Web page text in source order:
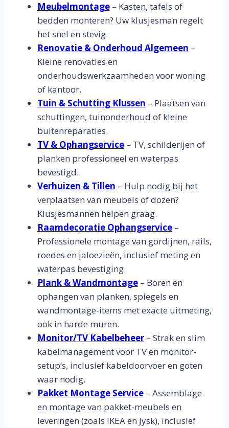
Meubelmontage– Kasten, tafels of
bedden monteren? Uw klusjesman regelt
het snel en stevig.
Renovatie & Onderhoud Algemeen –
Kleine renovaties en
onderhoudswerkzaamheden voor woning
of kantoor.
Tuin & Schutting Klussen – Plaatsen van
schuttingen, tuinonderhoud of kleine
buitenreparaties.
TV & Ophangservice– TV, schilderijen of
planken professioneel en waterpas
bevestigd.
Verhuizen & Tillen – Hulp nodig bij het
verplaatsen van meubels of dozen?
Klusjesmannen helpen graag.
Raamdecoratie Ophangservice –
Professionele montage van gordijnen, rails,
roedes en jaloezieën, inclusief meting en
waterpas bevestiging.
Plank & Wandmontage – Boren en
ophangen van planken, spiegels en
wandmontage-items met exacte uitmeting,
ook in harde muren.
Monitor/TV Kabelbeheer– Strak en slim
kabelmanagement voor TV en monitor-
setup’s, inclusief kabeldoorvoer en goten
waar nodig.
Pakket Montage Service– Assemblage
en montage van pakket-meubels en
leveringen (zoals IKEA en Jysk), inclusief